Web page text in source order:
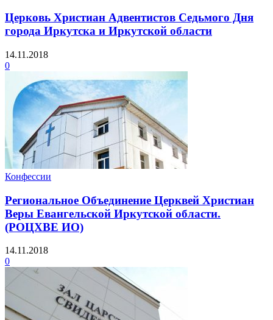
Церковь Христиан Адвентистов Седьмого Дня
города Иркутска и Иркутской области
14.11.2018
0
Конфессии
Региональное Объединение Церквей Христиан
Веры Евангельской Иркутской области.
(РОЦХВЕ ИО)
14.11.2018
0